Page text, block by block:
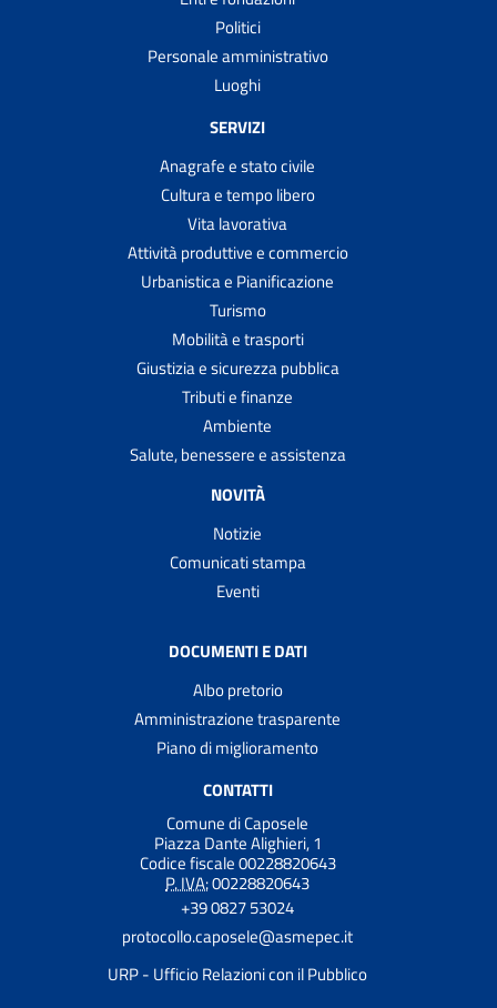
Suggerimenti e Segnalazioni
TASI - Tassa per i servizi indivisibili
Trasportare salme, cadaveri, ceneri o resti mortali
all'interno del territorio italiano
Trasporto Scolastico
Trasporto scolastico scuolabus
Votare al proprio domicilio
Votare presso ospedali, case di riposo e carceri
Politici
Personale amministrativo
Luoghi
SERVIZI
Anagrafe e stato civile
Cultura e tempo libero
Vita lavorativa
Attività produttive e commercio
Urbanistica e Pianificazione
Turismo
Mobilità e trasporti
Giustizia e sicurezza pubblica
Tributi e finanze
Ambiente
Salute, benessere e assistenza
NOVITÀ
Notizie
Comunicati stampa
Eventi
DOCUMENTI E DATI
Albo pretorio
Amministrazione trasparente
Piano di miglioramento
CONTATTI
Comune di Caposele
Piazza Dante Alighieri, 1
Codice fiscale 00228820643
P. IVA:00228820643
+39 0827 53024
protocollo.caposele@asmepec.it
URP - Ufficio Relazioni con il Pubblico